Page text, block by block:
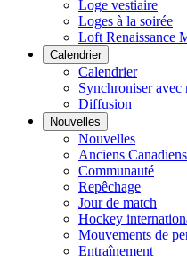
Loge vestiaire
Loges à la soirée
Loft Renaissance
Calendrier
Calendrier
Synchroniser avec
Diffusion
Nouvelles
Nouvelles
Anciens Canadiens
Communauté
Repêchage
Jour de match
Hockey
Mouvements de
Entraînement